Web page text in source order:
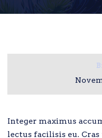
Integer maximus
lectus facilisis eu.